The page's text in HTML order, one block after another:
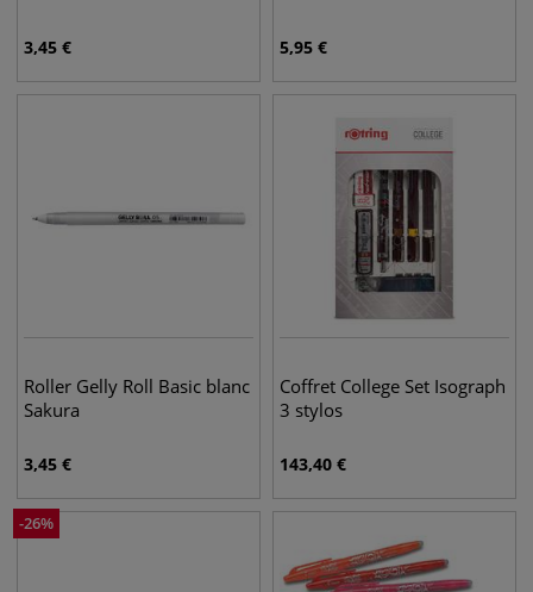
3,45 € 5,95 €
Roller Gelly Roll Basic blanc
Sakura
3,45 €
Coffret College Set Isograph
3 stylos
143,40 €
-26%